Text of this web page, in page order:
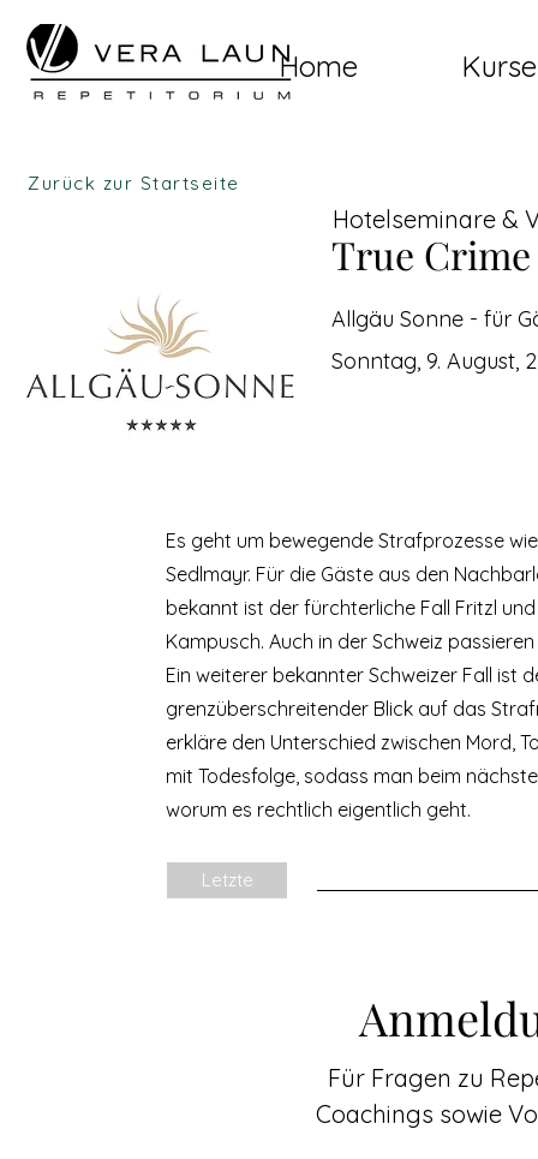
Home Kurse
Zurück zur Startseite
True
Hotelseminare &
Allgäu Sonne - für
Sonntag, 9. August,
Es geht um bewegende Strafprozesse
Sedlmayr. Für die Gäste aus den
bekannt ist der fürchterliche Fall Fritzl
Kampusch. Auch in der Schweiz
Ein weiterer bekannter Schweizer Fall ist
grenzüberschreitender Blick auf das
erkläre den Unterschied zwischen Mord,
mit Todesfolge, sodass man beim
worum es rechtlich eigentlich geht.
Letzte
Für Fragen zu
Coachings sowie